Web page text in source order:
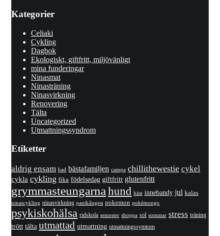
Kategorier
Celiaki
Cykling
Dagbok
Ekologiskt, giftfritt, miljövänligt
mina funderingar
Ninasmat
Ninasträning
Ninasvirkning
Renovering
Tälta
Uncategorized
Utmattningssyndrom
Etiketter
aldrig ensam bad bästafamiljen campa chillithewestie cykel
cykla cykling fika födelsedag giftfritt glutenfritt
grymmasteungarna hund häst innebandy jul kalas
ninascykling ninasvirkning panikångest pokemon pokémongo
psykiskohälsa ridskola semester shoppa sol sommar stress träning
trött tälta utmattad utmattning utmattningssymtom